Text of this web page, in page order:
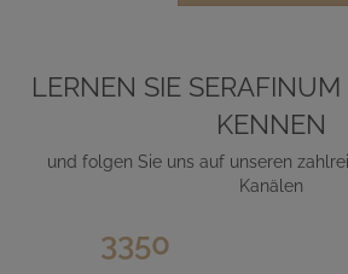
LERNEN SIE
KENNEN
und folgen Sie uns auf unseren
Kanälen
3350